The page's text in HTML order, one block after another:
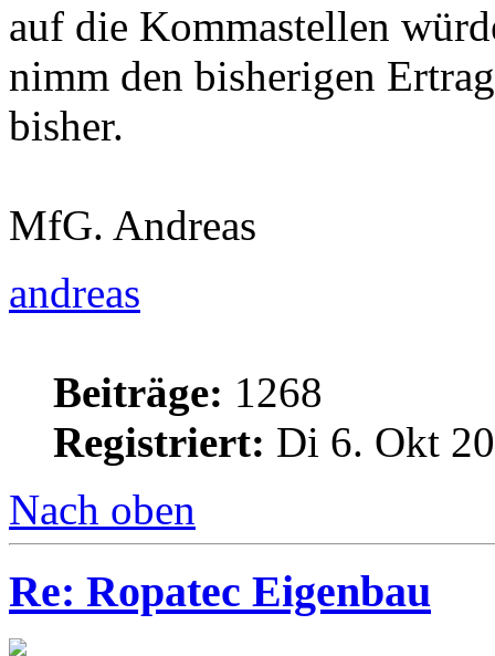
auf die Kommastellen
nimm den bisherigen
bisher.
MfG. Andreas
andreas
Beiträge: 1268
Registriert: Di 6. Okt
Nach oben
Re: Ropatec Eigenbau